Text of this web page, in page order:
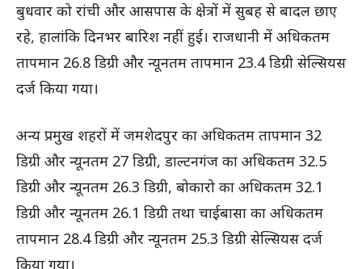
बुधवार को रांची और आसपास के क्षेत्रों में सुबह से बादल छाए
रहे, हालांकि दिनभर बारिश नहीं हुई। राजधानी में अधिकतम
तापमान 26.8 डिग्री और न्यूनतम तापमान 23.4 डिग्री सेल्सियस
दर्ज किया गया।
अन्य प्रमुख शहरों में जमशेदपुर का अधिकतम तापमान 32
डिग्री और न्यूनतम 27 डिग्री, डाल्टनगंज का अधिकतम 32.5
डिग्री और न्यूनतम 26.3 डिग्री, बोकारो का अधिकतम 32.1
डिग्री और न्यूनतम 26.1 डिग्री तथा चाईबासा का अधिकतम
तापमान 28.4 डिग्री और न्यूनतम 25.3 डिग्री सेल्सियस दर्ज
किया गया।